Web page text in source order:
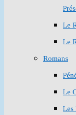
Le
Le
Romans
Le
Les